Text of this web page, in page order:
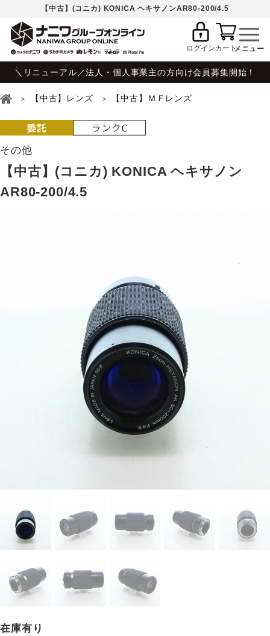
【中古】(コニカ) KONICA ヘキサノンAR80-200/4.5
ログインカート
＼リニューアル／法人・個人事業主の方向け会員募集開始！
【中古】レンズ 【中古】ＭＦレンズ
その他
【中古】(コニカ) KONICA ヘキサノン
AR80-200/4.5
在庫有り